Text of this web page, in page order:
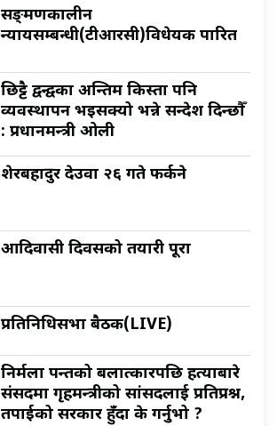
सङ्क्रमणकालीन
न्यायसम्बन्धी(टीआरसी)विधेयक पारित
छिट्टै द्वन्द्वका अन्तिम किस्ता पनि
व्यवस्थापन भइसक्यो भन्ने सन्देश दिन्छौँ
: प्रधानमन्त्री ओली
शेरबहादुर देउवा २६ गते फर्कने
आदिवासी दिवसको तयारी पूरा
प्रतिनिधिसभा बैठक(LIVE)
निर्मला पन्तको बलात्कारपछि हत्याबारे
संसदमा गृहमन्त्रीको सांसदलाई प्रतिप्रश्न,
तपाईको सरकार हुँदा के गर्नुभो ?